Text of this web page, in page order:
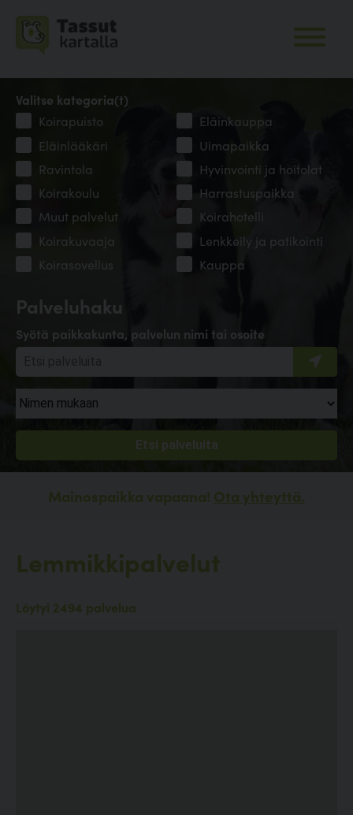
Palveluhaku
Syötä paikkakunta, palvelun nimi tai osoite
Valitse kategoria(t)
Koirapuisto
Eläinkauppa
Eläinlääkäri
Uimapaikka
Ravintola
Hyvinvointi ja hoitolat
Koirakoulu
Harrastuspaikka
Muut palvelut
Koirahotelli
Koirakuvaaja
Lenkkeily ja patikointi
Koirasovellus
Kauppa
Mainospaikka vapaana! Ota yhteyttä.
Lemmikkipalvelut
Löytyi 2494 palvelua